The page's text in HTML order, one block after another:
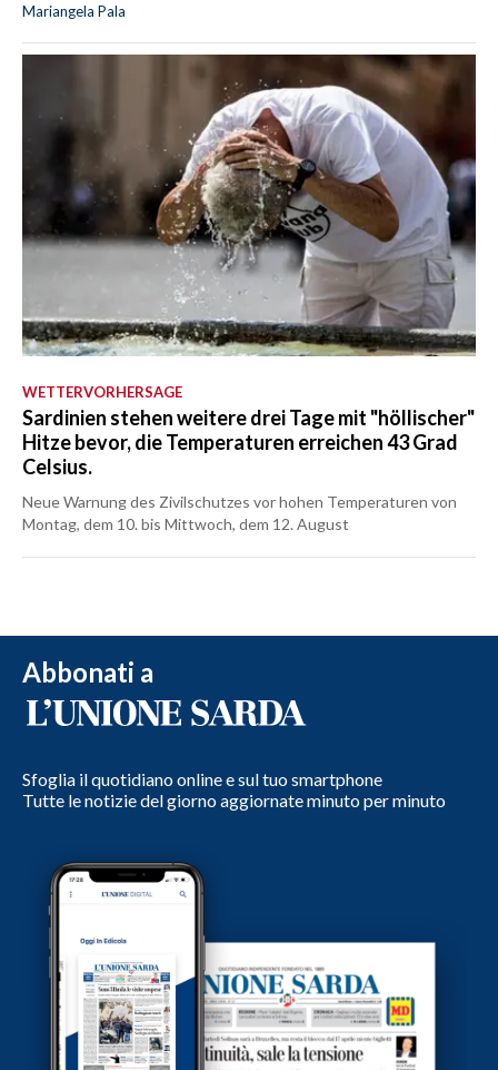
Mariangela Pala
WETTERVORHERSAGE
Sardinien stehen weitere drei Tage mit "höllischer"
Hitze bevor, die Temperaturen erreichen 43 Grad
Celsius.
Neue Warnung des Zivilschutzes vor hohen Temperaturen von
Montag, dem 10. bis Mittwoch, dem 12. August
Abbonati a
Sfoglia il quotidiano online e sul tuo smartphone
Tutte le notizie del giorno aggiornate minuto per minuto